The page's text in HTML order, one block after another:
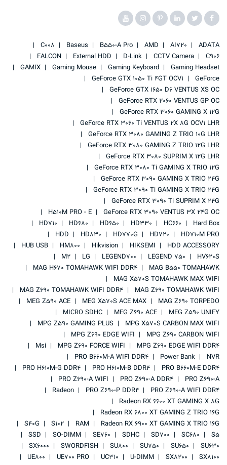
ADATA
AI720
AMD
B550-A Pro
Baseus
C008
C906
CCTV Camera
D-Link
External HDD
FALCON
Gaming Headset
Gaming Keyboard
Gaming Mouse
GAMIX
GeForce
GeForce GTX 1050 Ti 4GT OCV1
GeForce GTX 1650 D6 VENTUS XS OC
GeForce RTX 2060 VENTUS GP OC
GeForce RTX 3060 GAMING X 12G
GeForce RTX 3060 Ti VENTUS 2X 8G OCV1 LHR
GeForce RTX 3080 GAMING Z TRIO 10G LHR
GeForce RTX 3080 GAMING Z TRIO 12G LHR
GeForce RTX 3080 SUPRIM X 12G LHR
GeForce RTX 3080 Ti GAMING X TRIO 12G
GeForce RTX 3090 GAMING X TRIO 24G
GeForce RTX 3090 Ti GAMING X TRIO 24G
GeForce RTX 3090 Ti SUPRIM X 24G
GeForce RTX 3090 VENTUS 3X 24G OC
H510M PRO - E
Hard Box
HC660
HD330
HD650
HD680
HD710
HD710M PRO
HD720
HD770G
HD830
HDD
HDD ACCESSORY
HIKSEMI
Hikvision
HM800
HUB USB
HV620S
LEGEND 750
LEGEND700
LG
M2
MAG B550 TOMAHAWK
MAG H670 TOMAHAWK WIFI DDR4
MAG X570S TOMAHAWK MAX WIFI
MAG Z690 TOMAHAWK WIFI
MAG Z690 TOMAHAWK WIFI DDR4
MAG Z690 TORPEDO
MEG X570S ACE MAX
MEG Z590 ACE
MEG Z590 UNIFY
MEG Z690 ACE
MICRO SDHC
MPG X570S CARBON MAX WIFI
MPG Z590 GAMING PLUS
MPG Z690 CARBON WIFI
MPG Z690 EDGE WIFI
MPG Z690 EDGE WIFI DDR4
MPG Z690 FORCE WIFI
Msi
NVR
Power Bank
PRO B660M-A WIFI DDR4
PRO B660M-E DDR4
PRO H610M-B DDR4
PRO H610M-G DDR4
PRO Z690-A
PRO Z690-A DDR4
PRO Z690-A WIFI
PRO Z690-A WIFI DDR4
PRO Z690-P DDR4
Radeon
Radeon RX 6600 XT GAMING X 8G
Radeon RX 6800 XT GAMING Z TRIO 16G
Radeon RX 6900 XT GAMING X TRIO 16G
RAM
S102
S40G
S5
SC680
SD700
SDHC
SE760
SO-DIMM
SSD
SU630
SU650
SU750
SU800
SWORDFISH
SX6000
SX8100
SX8200
U-DIMM
UC310
UE700 PRO
UE800